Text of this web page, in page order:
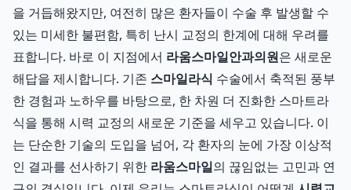
을 거듭해왔지만, 여전히 많은 환자들이 수술 후 발생할 수
있는 미세한 불편함, 특히 난시 교정의 한계에 대해 우려를
표합니다. 바로 이 지점에서 라움스마일안과의원은 새로운
해답을 제시합니다. 기존 스마일라식 수술에서 축적된 풍부
한 경험과 노하우를 바탕으로, 한 차원 더 진화한 스마트라
식을 통해 시력 교정의 새로운 기준을 세우고 있습니다. 이
는 단순한 기술의 도입을 넘어, 각 환자의 눈에 가장 이상적
인 결과를 선사하기 위한 라움스마일의 끊임없는 고민과 연